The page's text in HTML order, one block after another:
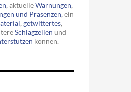
, aktuelleWarnungen,
und Präsenzen, ein
, getwittertes,
Schlagzeilen und
können.